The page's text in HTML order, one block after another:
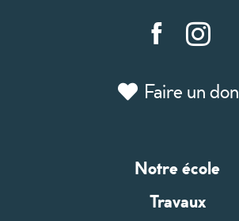
Faire un don
Notre école
Travaux